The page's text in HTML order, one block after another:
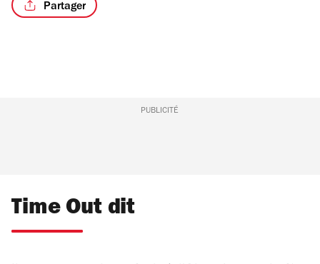
Partager
PUBLICITÉ
Time Out dit